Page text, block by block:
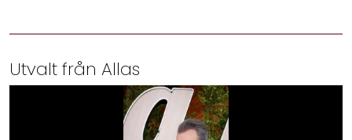
Utvalt från Allas